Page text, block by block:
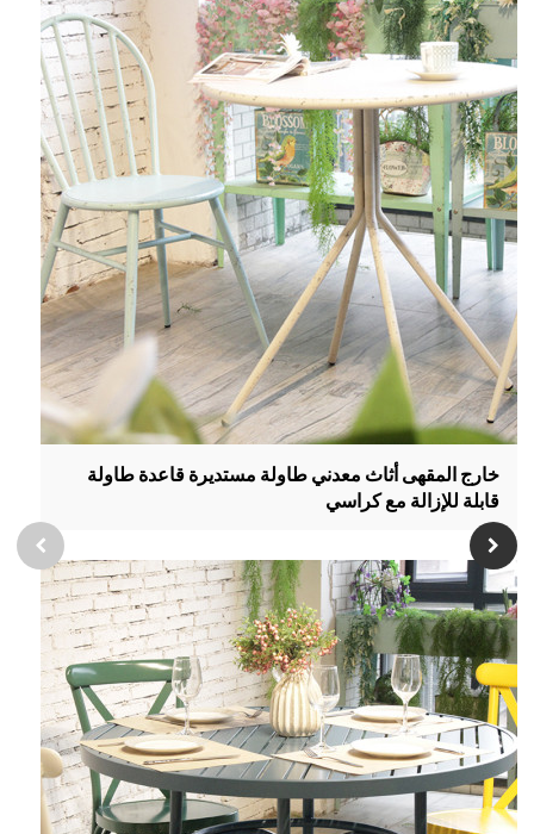
خارج المقهى أثاث معدني طاولة مستديرة قاعدة طاولة
قابلة للإزالة مع كراسي